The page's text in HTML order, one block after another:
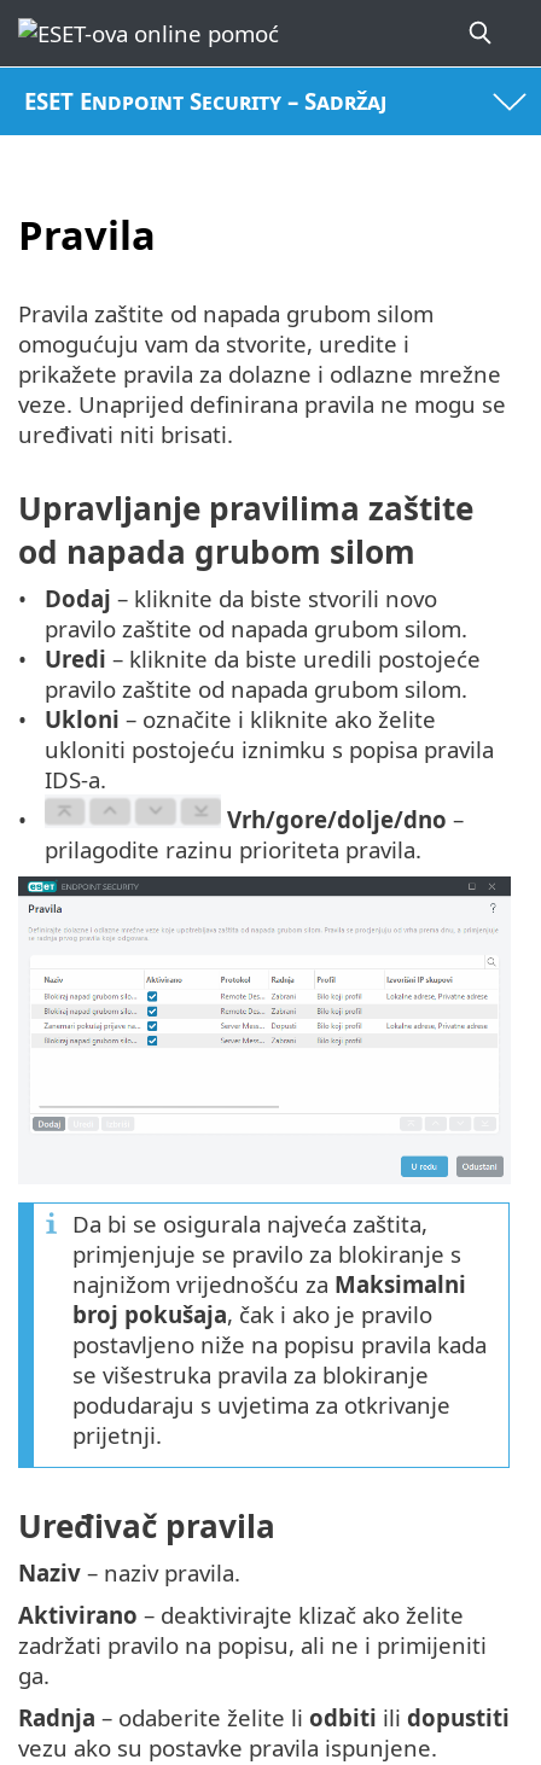
ESET Endpoint Security – Sadržaj
Pravila
Pravila zaštite od napada grubom silom
omogućuju vam da stvorite, uredite i
prikažete pravila za dolazne i odlazne mrežne
veze. Unaprijed definirana pravila ne mogu se
uređivati niti brisati.
Upravljanje pravilima zaštite
od napada grubom silom
Dodaj – kliknite da biste stvorili novo
pravilo zaštite od napada grubom silom.
Uredi – kliknite da biste uredili postojeće
pravilo zaštite od napada grubom silom.
Ukloni – označite i kliknite ako želite
ukloniti postojeću iznimku s popisa pravila
IDS-a.
Vrh/gore/dolje/dno –
prilagodite razinu prioriteta pravila.
Da bi se osigurala najveća zaštita,
primjenjuje se pravilo za blokiranje s
najnižom vrijednošću za Maksimalni
broj pokušaja, čak i ako je pravilo
postavljeno niže na popisu pravila kada
se višestruka pravila za blokiranje
podudaraju s uvjetima za otkrivanje
prijetnji.
Uređivač pravila
Naziv – naziv pravila.
Aktivirano – deaktivirajte klizač ako želite
zadržati pravilo na popisu, ali ne i primijeniti
ga.
Radnja – odaberite želite li odbiti ili dopustiti
vezu ako su postavke pravila ispunjene.